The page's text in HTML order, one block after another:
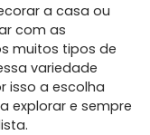
a casa ou
com as
muitos tipos de
variedade
isso a escolha
explorar e sempre